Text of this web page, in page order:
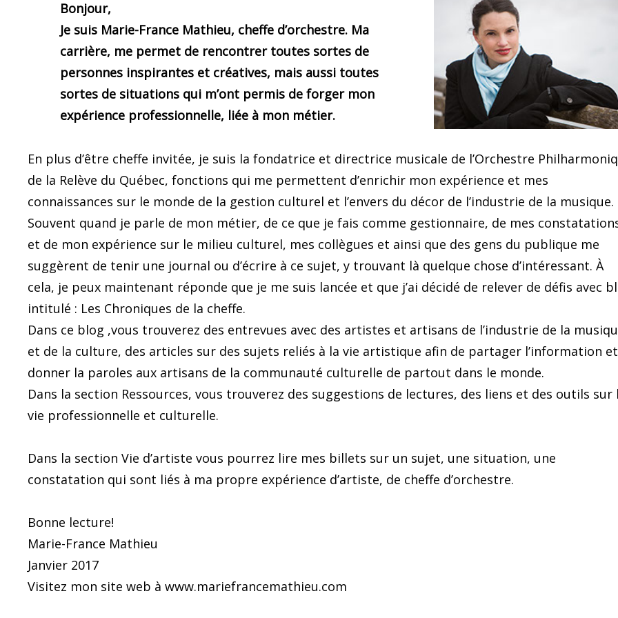
Bonjour,
Je suis Marie-France Mathieu, cheffe d’orchestre. Ma
carrière, me permet de rencontrer toutes sortes de
personnes inspirantes et créatives, mais aussi toutes
sortes de situations qui m’ont permis de forger mon
expérience professionnelle, liée à mon métier.
En plus d’être cheffe invitée, je suis la fondatrice et directrice musicale de l’Orchestre
de la Relève du Québec, fonctions qui me permettent d’enrichir mon expérience et mes
connaissances sur le monde de la gestion culturel et l’envers du décor de l’industrie de la musique.
Souvent quand je parle de mon métier, de ce que je fais comme gestionnaire, de mes
et de mon expérience sur le milieu culturel, mes collègues et ainsi que des gens du publique me
suggèrent de tenir une journal ou d’écrire à ce sujet, y trouvant là quelque chose d’intéressant. À
cela, je peux maintenant réponde que je me suis lancée et que j’ai décidé de relever de défis avec
intitulé : Les Chroniques de la cheffe.
Dans ce blog ,vous trouverez des entrevues avec des artistes et artisans de l’industrie de la
et de la culture, des articles sur des sujets reliés à la vie artistique afin de partager l’information et
donner la paroles aux artisans de la communauté culturelle de partout dans le monde.
Dans la section Ressources, vous trouverez des suggestions de lectures, des liens et des outils sur
vie professionnelle et culturelle.
Dans la section Vie d’artiste vous pourrez lire mes billets sur un sujet, une situation, une
constatation qui sont liés à ma propre expérience d’artiste, de cheffe d’orchestre.
Bonne lecture!
Marie-France Mathieu
Janvier 2017
Visitez mon site web à www.mariefrancemathieu.com